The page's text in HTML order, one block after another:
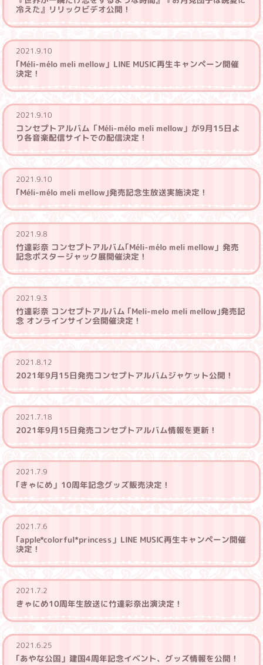
冷えた』リリックビデオ公開！
2021.9.10
｢Méli-mélo meli mellow」LINE MUSIC再生キャンペーン開催
決定！
2021.9.10
コンセプトアルバム「Méli-mélo meli mellow」が9月15日よ
り各音楽配信サイトでの配信決定！
2021.9.10
｢Méli-mélo meli mellow｣発売記念生放送実施決定！
2021.9.8
竹達彩奈 コンセプトアルバム｢Méli-mélo meli mellow」発売
記念ポスタージャック展開催決定！
2021.9.3
竹達彩奈 コンセプトアルバム ｢Meli-melo meli mellow｣発売記
念 オンラインサイン会開催決定！
2021.8.12
2021年9月15日発売コンセプトアルバムジャケット公開！
2021.7.18
2021年9月15日発売コンセプトアルバム情報を更新！
2021.7.9
｢きゃにめ」10周年記念グッズ販売決定！
2021.7.6
｢apple*colorful*princess」LINE MUSIC再生キャンペーン開催
決定！
2021.7.2
きゃにめ10周年生放送に竹達彩奈出演決定！
2021.6.25
｢あやな公国」建国4周年記念イベント、グッズ情報を公開！